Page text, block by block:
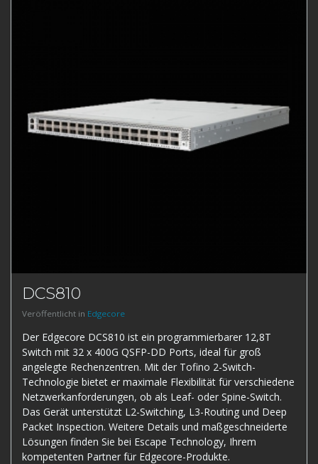
DCS810
Veröffentlicht in Edgecore
Der Edgecore DCS810 ist ein programmierbarer 12,8T
Switch mit 32 x 400G QSFP-DD Ports, ideal für groß
angelegte Rechenzentren. Mit der Tofino 2-Switch-
Technologie bietet er maximale Flexibilität für verschiedene
Netzwerkanforderungen, ob als Leaf- oder Spine-Switch.
Das Gerät unterstützt L2-Switching, L3-Routing und Deep
Packet Inspection. Weitere Details und maßgeschneiderte
Lösungen finden Sie bei Escape Technology, Ihrem
kompetenten Partner für Edgecore-Produkte.